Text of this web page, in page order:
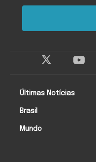
Últimas Notícias
Brasil
Mundo